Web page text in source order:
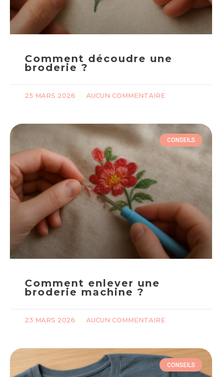
Comment découdre une
broderie ?
25 MARS 2026 AUCUN COMMENTAIRE
CONSEILS
Comment enlever une
broderie machine ?
23 MARS 2026 AUCUN COMMENTAIRE
CONSEILS